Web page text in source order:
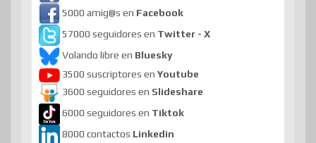
5000 amig@s en Facebook
57000 seguidores en Twitter - X
Volando libre en Bluesky
3500 suscriptores en Youtube
3600 seguidores en Slideshare
6000 seguidores en Tiktok
8000 contactos Linkedin